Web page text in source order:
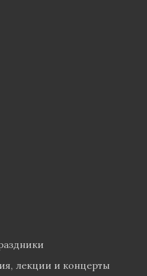
лекции и концерты